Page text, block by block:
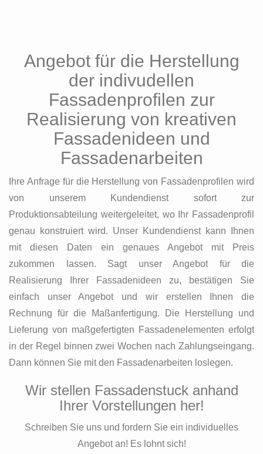
Angebot für die Herstellung
der indivudellen
Fassadenprofilen zur
Realisierung von kreativen
Fassadenideen und
Fassadenarbeiten
Ihre Anfrage für die Herstellung von Fassadenprofilen wird
von unserem Kundendienst sofort zur
Produktionsabteilung weitergeleitet, wo Ihr Fassadenprofil
genau konstruiert wird. Unser Kundendienst kann Ihnen
mit diesen Daten ein genaues Angebot mit Preis
zukommen lassen. Sagt unser Angebot für die
Realisierung Ihrer Fassadenideen zu, bestätigen Sie
einfach unser Angebot und wir erstellen Ihnen die
Rechnung für die Maßanfertigung. Die Herstellung und
Lieferung von maßgefertigten Fassadenelementen erfolgt
in der Regel binnen zwei Wochen nach Zahlungseingang.
Dann können Sie mit den Fassadenarbeiten loslegen.
Wir stellen Fassadenstuck anhand
Ihrer Vorstellungen her!
Schreiben Sie uns und fordern Sie ein individuelles
Angebot an! Es lohnt sich!